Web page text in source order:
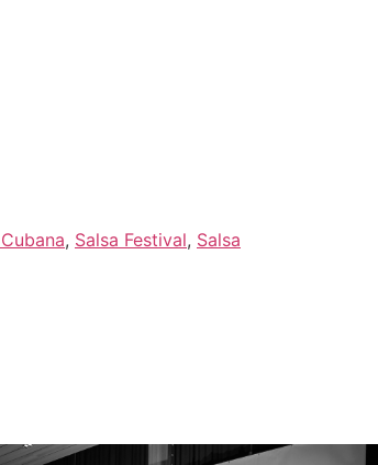
, Salsa Festival, Salsa